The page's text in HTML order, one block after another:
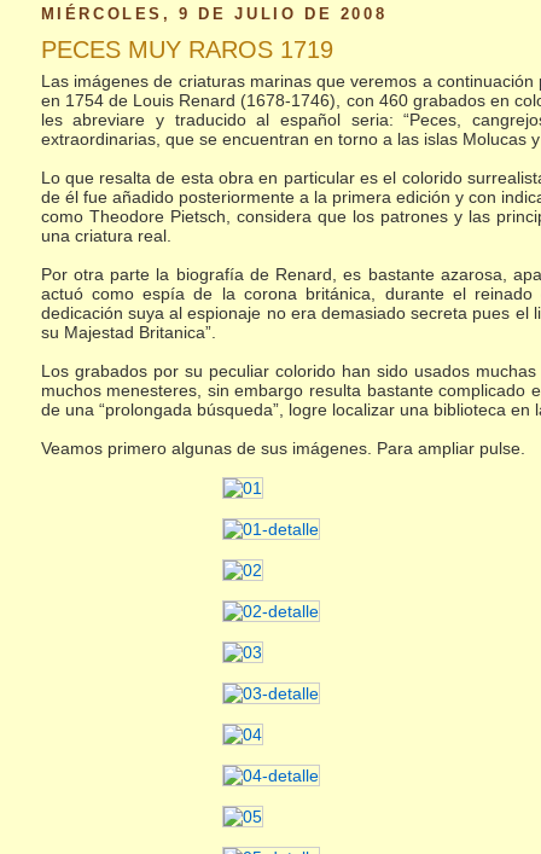
MIÉRCOLES, 9 DE JULIO DE 2008
PECES MUY RAROS 1719
Las imágenes de criaturas marinas que veremos a
en 1754 de Louis Renard (1678-1746), con 460 grabados en
les abreviare y traducido al español seria: “Peces,
extraordinarias, que se encuentran en torno a las islas Molucas
Lo que resalta de esta obra en particular es el colorido
de él fue añadido posteriormente a la primera edición y con
como Theodore Pietsch, considera que los patrones y las
una criatura real.
Por otra parte la biografía de Renard, es bastante azarosa,
actuó como espía de la corona británica, durante el
dedicación suya al espionaje no era demasiado secreta pues
su Majestad Britanica”.
Los grabados por su peculiar colorido han sido usados
muchos menesteres, sin embargo resulta bastante
de una “prolongada búsqueda”, logre localizar una biblioteca
Veamos primero algunas de sus imágenes. Para ampliar pulse.